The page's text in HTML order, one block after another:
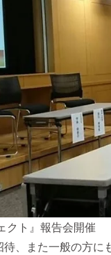
ェクト』報告会
、また一般の方